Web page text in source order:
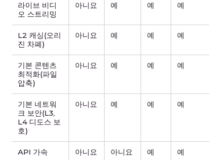
라이브 비디
오 스트리밍
아니요 예 예 예
L2 캐싱(오리
진 차폐)
아니요 예 예 예
기본 콘텐츠
최적화(파일
압축)
아니요 예 예 예
기본 네트워
크 보안(L3,
L4 디도스 보
호)
아니요 예 예 예
API 가속 아니요 아니요 예 예